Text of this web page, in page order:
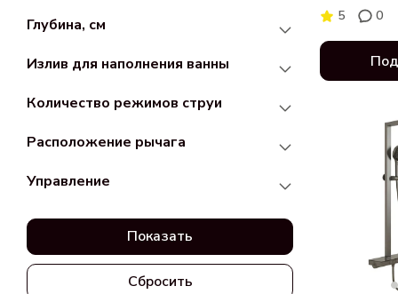
Глубина, см
Излив для наполнения ванны
Количество режимов струи
Расположение рычага
Управление
Показать
Сбросить
5
0